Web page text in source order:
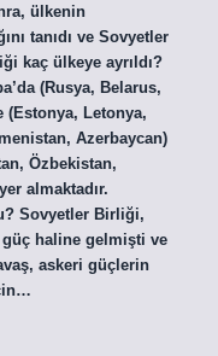
ülkenin
tanıdı ve Sovyetler
kaç ülkeye ayrıldı?
(Rusya, Belarus,
(Estonya, Letonya,
Azerbaycan)
Özbekistan,
almaktadır.
Sovyetler Birliği,
haline gelmişti ve
askeri güçlerin